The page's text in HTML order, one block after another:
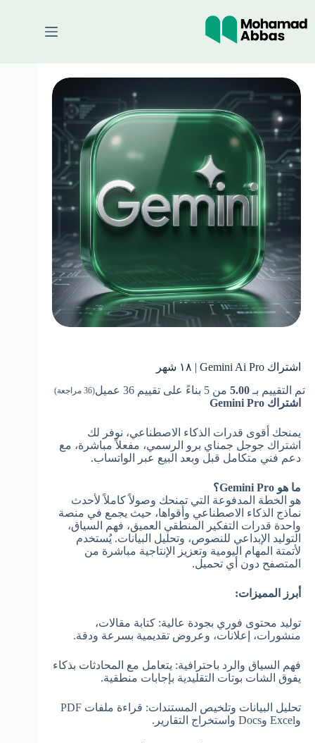
إلى
المحتوى
اشتراك Gemini Ai Pro | ١٨ شهر
تم التقييم بـ 5.00من 5 بناءً على تقييم 36عميل(
36مراجعة)
اشتراك Gemini Pro
يمنحك أقوى قدرات الذكاء الاصطناعي، نوفر لك
اشتراك جوجل جمناي برو الرسمي، مفعلاً مباشرة، مع
دعم فني متكامل قبل وبعد البيع عبر الواتساب.
ما هو Gemini Pro؟
هو الخطة المدفوعة التي تمنحك وصولاً كاملاً لأحدث
نماذج الذكاء الاصطناعي وأقواها، حيث يجمع في منصة
واحدة قدرات التفكير المنطقي العميق، فهم السياق،
التوليد الإبداعي للنصوص، وتحليل البيانات. يُستخدم
لأتمتة المهام اليومية وتعزيز الإنتاجية مباشرة من
المتصفح دون أي تحميل.
أبرز المميزات:
توليد محتوى فوري بجودة عالية: كتابة مقالات،
منشورات، إعلانات، وعروض تقديمية بسرعة ودقة.
فهم السياق والرد باحترافية: يتعامل مع المحادثات بذكاء
يفوق الشات بوتات التقليدية بإجابات منطقية.
تحليل البيانات وتلخيص المستندات: قراءة ملفات PDF
وExcel وDocs واستخراج التقارير.